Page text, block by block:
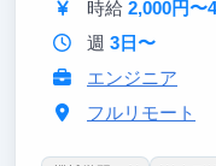
導した経験。
自分の引いた戦略
ブ動員数といった
時給 2,000円〜
週 3日〜
エンジニア
フルリモート